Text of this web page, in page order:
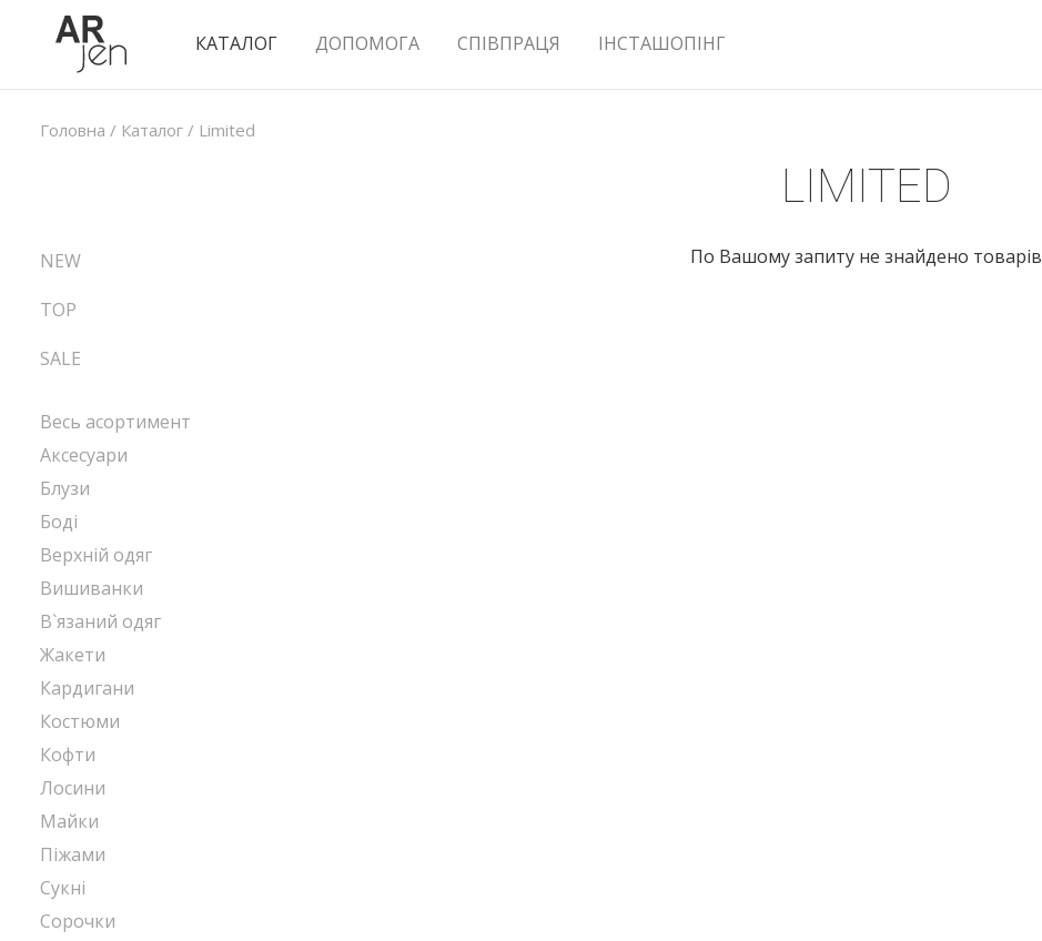
КАТАЛОГ ДОПОМОГА СПІВПРАЦЯ ІНСТАШОПІНГ
Головна / Каталог / Limited
LIMITED
По Вашому запиту не знайдено товарів
NEW
TOP
SALE
Весь асортимент
Аксесуари
Блузи
Боді
Верхній одяг
Вишиванки
В`язаний одяг
Жакети
Кардигани
Костюми
Кофти
Лосини
Майки
Піжами
Сукні
Сорочки